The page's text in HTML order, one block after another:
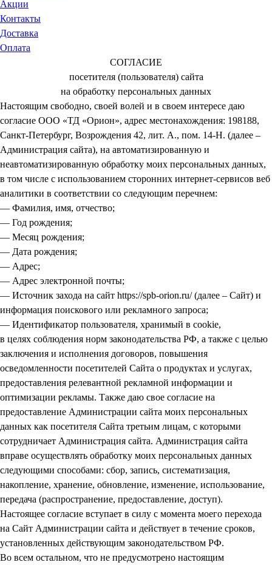
Акции
Контакты
Доставка
Оплата
СОГЛАСИЕ
посетителя (пользователя) сайта
на обработку персональных данных
Настоящим свободно, своей волей и в своем интересе даю
согласие ООО «ТД «Орион», адрес местонахождения: 198188,
Санкт-Петербург, Возрождения 42, лит. А., пом. 14-Н. (далее –
Администрация сайта), на автоматизированную и
неавтоматизированную обработку моих персональных данных,
в том числе с использованием сторонних интернет-сервисов веб
аналитики в соответствии со следующим перечнем:
— Фамилия, имя, отчество;
— Год рождения;
— Месяц рождения;
— Дата рождения;
— Адрес;
— Адрес электронной почты;
— Источник захода на сайт https://spb-orion.ru/ (далее – Сайт) и
информация поискового или рекламного запроса;
— Идентификатор пользователя, хранимый в cookie,
в целях соблюдения норм законодательства РФ, а также с целью
заключения и исполнения договоров, повышения
осведомленности посетителей Сайта о продуктах и услугах,
предоставления релевантной рекламной информации и
оптимизации рекламы. Также даю свое согласие на
предоставление Администрации сайта моих персональных
данных как посетителя Сайта третьим лицам, с которыми
сотрудничает Администрация сайта. Администрация сайта
вправе осуществлять обработку моих персональных данных
следующими способами: сбор, запись, систематизация,
накопление, хранение, обновление, изменение, использование,
передача (распространение, предоставление, доступ).
Настоящее согласие вступает в силу с момента моего перехода
на Сайт Администрации сайта и действует в течение сроков,
установленных действующим законодательством РФ.
Во всем остальном, что не предусмотрено настоящим